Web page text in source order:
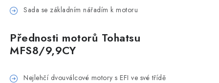
Sada se základním nářadím k motoru
Přednosti motorů Tohatsu
MFS8/9,9CY
Nejlehčí dvouválcové motory s EFI ve své třídě